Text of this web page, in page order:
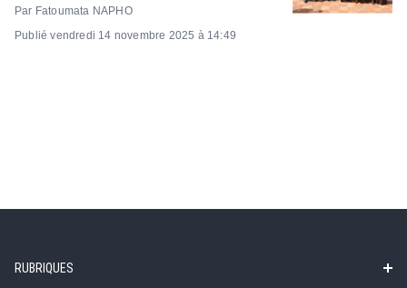
Par Fatoumata NAPHO
Publié vendredi 14 novembre 2025 à 14:49
RUBRIQUES